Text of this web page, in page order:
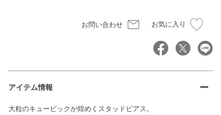
お問い合わせ お気に入り
アイテム情報
大粒のキュービックが煌めくスタッドピアス。